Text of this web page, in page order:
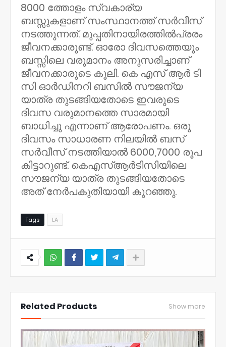
8000 ത്തോളം സ്വകാര്യ
ബസ്സുകളാണ് സംസ്ഥാനത്ത് സർവീസ്
നടത്തുന്നത്. മുപ്പതിനായിരത്തിൽപ്രരം
ജീവനക്കാരുണ്ട്. ഓരോ ദിവസത്തെയും
ബസ്സിലെ വരുമാനം അനുസരിച്ചാണ്
ജീവനക്കാരുടെ കൂലി. കെ എസ് ആർ ടി
സി ഓർഡിനറി ബസിൽ സൗജന്യ
യാത്ര തുടങ്ങിയതോടെ ഇവരുടെ
ദിവസ വരുമാനത്തെ സാരമായി
ബാധിച്ചു എന്നാണ് ആരോപണം. ഒരു
ദിവസം സാധാരണ നിലയിൽ ബസ്
സർവീസ് നടത്തിയാൽ 6000,7000 രൂപ
കിട്ടാറുണ്ട്. കെഎസ്ആർടിസിയിലെ
സൗജന്യ യാത്ര തുടങ്ങിയതോടെ
അത് നേർപകുതിയായി കുറഞ്ഞു.
Tags LA
Related Products Show more